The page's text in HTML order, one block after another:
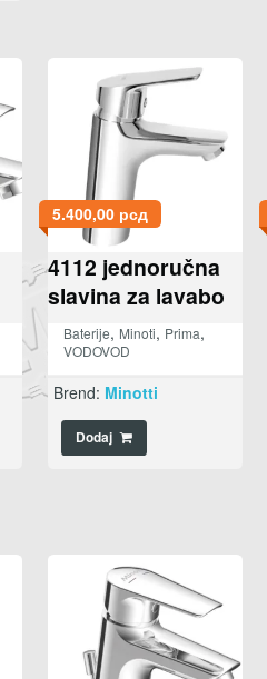
5.400,00 рсд
4112 jednoručna
slavina za lavabo
Baterije, Minoti, Prima,
VODOVOD
Brend: Minotti
Dodaj